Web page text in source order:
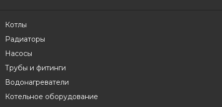
Котлы
Радиаторы
Насосы
Трубы и фитинги
Водонагреватели
Котельное оборудование